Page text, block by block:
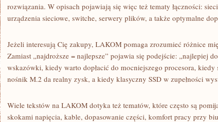
rozwiązania. W opisach pojawiają się więc też tematy łączności:
urządzenia sieciowe, switche, serwery plików, a także optymalne
Jeżeli interesują Cię zakupy, LAKOM pomaga zrozumieć różnice
Zamiast „najdroższe = najlepsze” pojawia się podejście: „najlepiej
wskazówki, kiedy warto dopłacić do mocniejszego procesora,
nośnik M.2 da realny zysk, a kiedy klasyczny SSD w zupełności
Wiele tekstów na LAKOM dotyka też tematów, które często są
skokami napięcia, kable, dopasowanie części, komfort pracy przy